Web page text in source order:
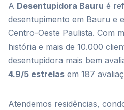
A Desentupidora Bauru é
desentupimento em Bauru e
Centro-Oeste Paulista. Com
história e mais de 10.000
desentupidora mais bem
4.9/5 estrelas em 187
Atendemos residências,